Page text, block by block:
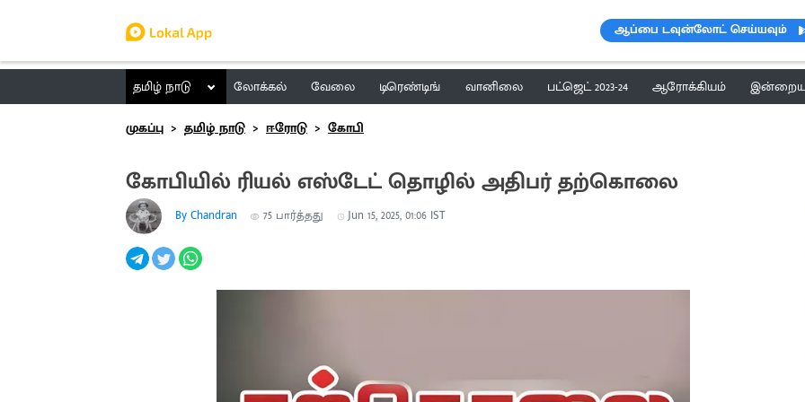
ஆப்பை டவுன்லோட் செய்யவும்
தமிழ் நாடு லோக்கல் வேலை டிரெண்டிங் வானிலை பட்ஜெட் 2023-24 ஆரோக்கியம் இன்றைய
முகப்பு
தமிழ் நாடு ஈரோடு கோபி
கோபியில் ரியல் எஸ்டேட் தொழில் அதிபர் தற்கொலை
By Chandran 75 பார்த்தது Jun 15, 2025, 01:06 IST